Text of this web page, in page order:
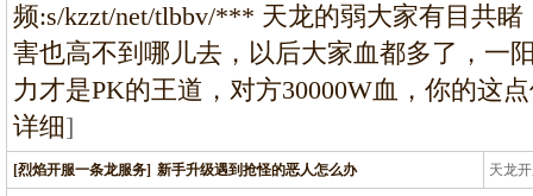
频:s/kzzt/net/tlbbv/*** 天龙的弱大家有目共
害也高不到哪儿去，以后大家血都多了，一
力才是PK的王道，对方30000W血，你的这
详细]
[烈焰开服一条龙服务] 新手升级遇到抢怪的恶人怎么办 天龙